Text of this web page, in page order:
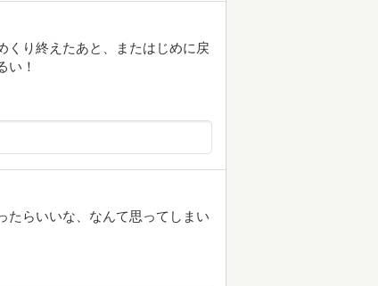
くり終えたあと、またはじめに戻
い！
たらいいな、なんて思ってしまい